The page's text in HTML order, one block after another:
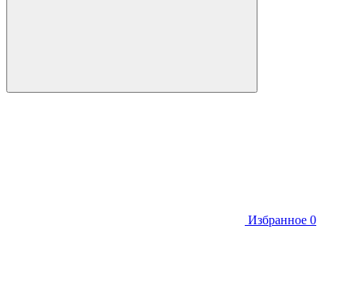
Избранное 0